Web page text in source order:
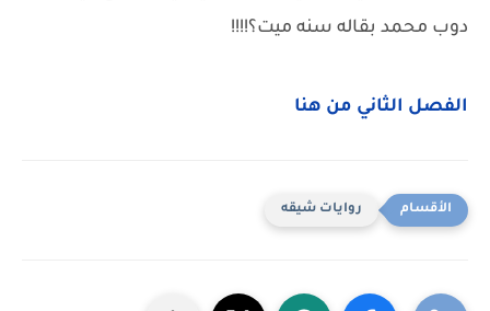
دوب محمد بقاله سنه ميت؟!!!!
الفصل الثاني من هنا
روايات شيقه